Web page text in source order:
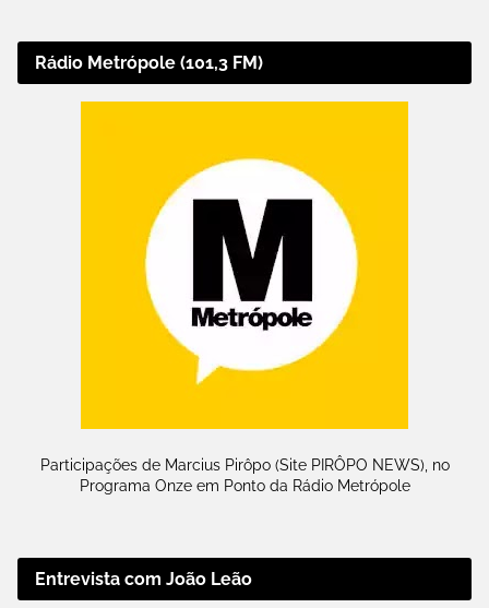
Rádio Metrópole (101,3 FM)
Participações de Marcius Pirôpo (Site PIRÔPO NEWS), no
Programa Onze em Ponto da Rádio Metrópole
Entrevista com João Leão